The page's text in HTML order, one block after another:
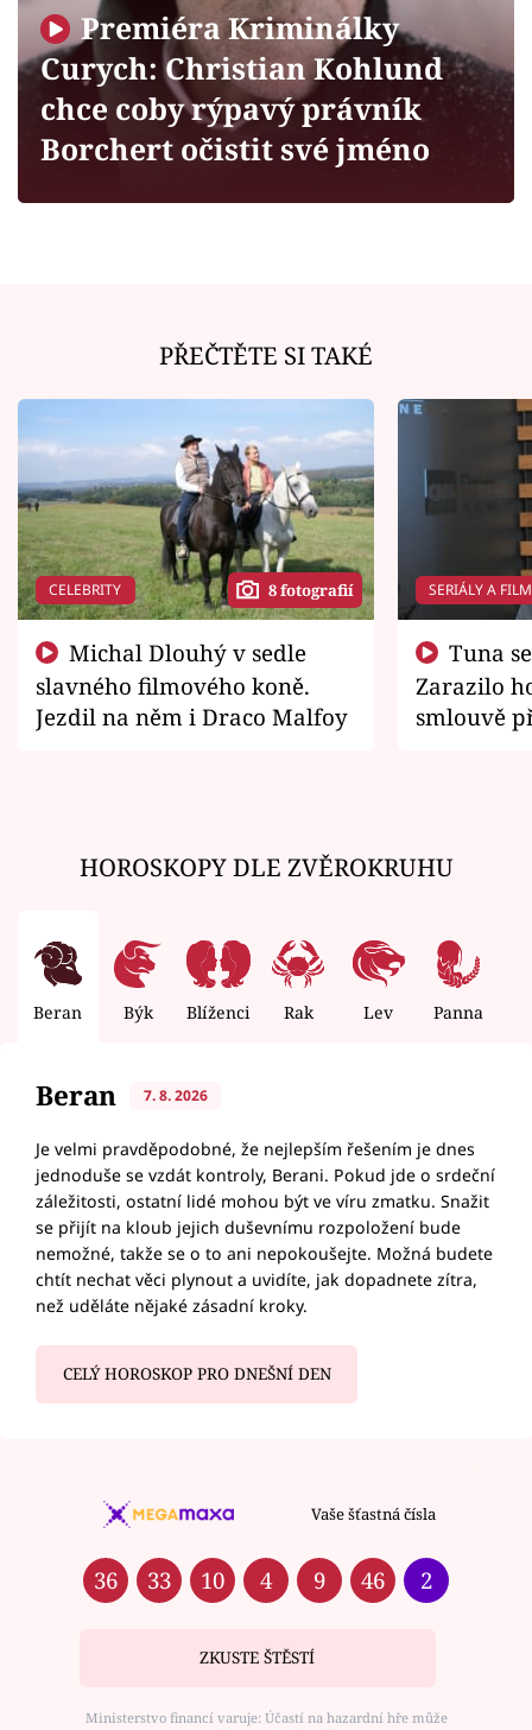
Sledujte prima+
Filmový festival Karlovy Vary
Sledujte nás
Premiéra Kriminálky
Curych: Christian Kohlund
chce coby rýpavý právník
Borchert očistit své jméno
PŘEČTĚTE SI TAKÉ
CELEBRITY 8 fotografií
slavného filmového koně.
Jezdil na něm i Draco Malfoy
SERIÁLY A
Zarazilo
smlouvě
HOROSKOPY DLE ZVĚROKRUHU
Beran Býk Blíženci Rak Lev Panna
Beran 7. 8. 2026
Je velmi pravděpodobné, že nejlepším řešením je dnes
jednoduše se vzdát kontroly, Berani. Pokud jde o srdeční
záležitosti, ostatní lidé mohou být ve víru zmatku. Snažit
se přijít na kloub jejich duševnímu rozpoložení bude
nemožné, takže se o to ani nepokoušejte. Možná budete
chtít nechat věci plynout a uvidíte, jak dopadnete zítra,
než uděláte nějaké zásadní kroky.
CELÝ HOROSKOP PRO DNEŠNÍ DEN
Vaše šťastná čísla
36 33 10 4 9 46 2
ZKUSTE ŠTĚSTÍ
Ministerstvo financí varuje: Účastí na hazardní hře může